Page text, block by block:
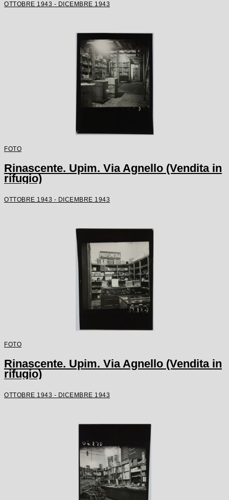
OTTOBRE 1943 - DICEMBRE 1943
FOTO
Rinascente. Upim. Via Agnello (Vendita in
rifugio)
OTTOBRE 1943 - DICEMBRE 1943
FOTO
Rinascente. Upim. Via Agnello (Vendita in
rifugio)
OTTOBRE 1943 - DICEMBRE 1943